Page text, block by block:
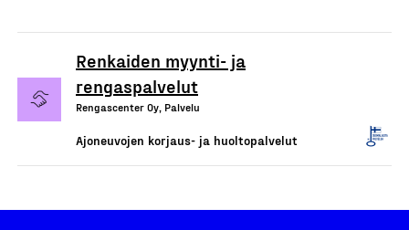
Renkaiden myynti- ja
rengaspalvelut
Rengascenter Oy, Palvelu
Ajoneuvojen korjaus- ja huoltopalvelut